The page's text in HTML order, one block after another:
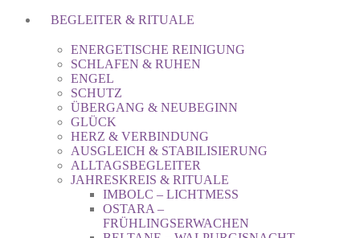
BEGLEITER & RITUALE
ENERGETISCHE REINIGUNG
SCHLAFEN & RUHEN
ENGEL
SCHUTZ
ÜBERGANG & NEUBEGINN
GLÜCK
HERZ & VERBINDUNG
AUSGLEICH & STABILISIERUNG
ALLTAGSBEGLEITER
JAHRESKREIS & RITUALE
IMBOLC – LICHTMESS
OSTARA –
FRÜHLINGSERWACHEN